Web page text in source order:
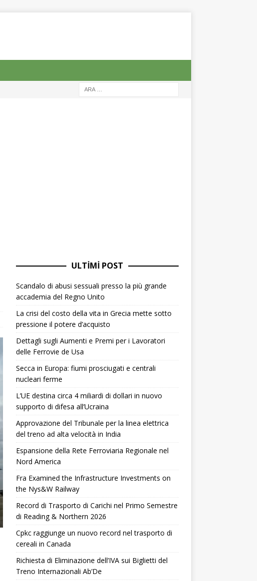
ULTIMI POST
Scandalo di abusi sessuali presso la più grande
accademia del Regno Unito
La crisi del costo della vita in Grecia mette sotto
pressione il potere d’acquisto
Dettagli sugli Aumenti e Premi per i Lavoratori
delle Ferrovie de Usa
Secca in Europa: fiumi prosciugati e centrali
nucleari ferme
L’UE destina circa 4 miliardi di dollari in nuovo
supporto di difesa all’Ucraina
Approvazione del Tribunale per la linea elettrica
del treno ad alta velocità in India
Espansione della Rete Ferroviaria Regionale nel
Nord America
Fra Examined the Infrastructure Investments on
the Nys&W Railway
Record di Trasporto di Carichi nel Primo Semestre
di Reading & Northern 2026
Cpkc raggiunge un nuovo record nel trasporto di
cereali in Canada
Richiesta di Eliminazione dell’IVA sui Biglietti del
Treno Internazionali Ab’De